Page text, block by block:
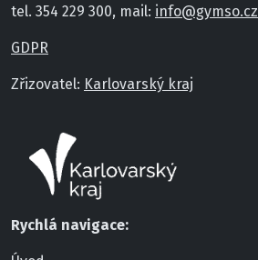
tel. 354 229 300, mail: info@gymso.cz
GDPR
Zřizovatel: Karlovarský kraj
Rychlá navigace: